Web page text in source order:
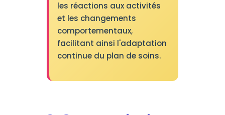
les réactions aux activités
et les changements
comportementaux,
facilitant ainsi l'adaptation
continue du plan de soins.